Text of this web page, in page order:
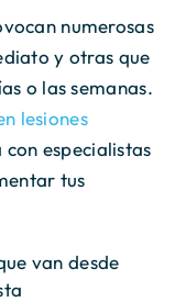
numerosas
y otras que
o las semanas.
lesiones
especialistas
tus
van desde